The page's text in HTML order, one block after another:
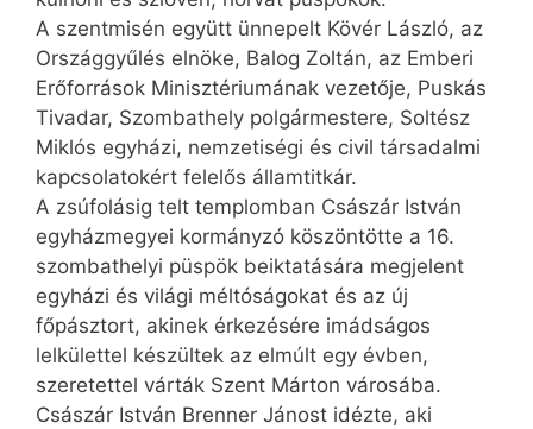
A szentmisén együtt ünnepelt Kövér László, az
Országgyűlés elnöke, Balog Zoltán, az Emberi
Erőforrások Minisztériumának vezetője, Puskás
Tivadar, Szombathely polgármestere, Soltész
Miklós egyházi, nemzetiségi és civil társadalmi
kapcsolatokért felelős államtitkár.
A zsúfolásig telt templomban Császár István
egyházmegyei kormányzó köszöntötte a 16.
szombathelyi püspök beiktatására megjelent
egyházi és világi méltóságokat és az új
főpásztort, akinek érkezésére imádságos
lelkülettel készültek az elmúlt egy évben,
szeretettel várták Szent Márton városába.
Császár István Brenner Jánost idézte, aki